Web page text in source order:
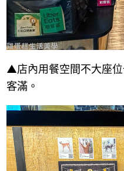
▲店內用餐空間不大座
客滿。